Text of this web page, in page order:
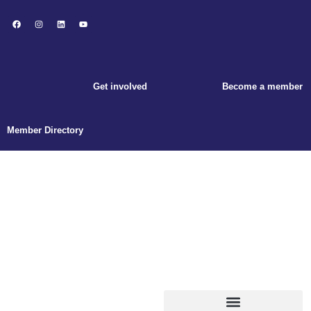
Get involved Become a member
Member Directory